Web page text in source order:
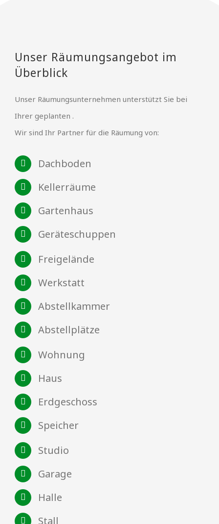
Unser Räumungsangebot im
Überblick
Unser Räumungsunternehmen unterstützt Sie bei
Ihrer geplanten .
Wir sind Ihr Partner für die Räumung von:
Dachboden
Kellerräume
Gartenhaus
Geräteschuppen
Freigelände
Werkstatt
Abstellkammer
Abstellplätze
Wohnung
Haus
Erdgeschoss
Speicher
Studio
Garage
Halle
Stall